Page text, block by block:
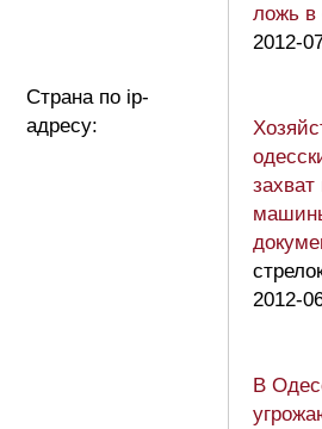
Страна по ip-
адресу:
ложь в
2012-
2012-
В